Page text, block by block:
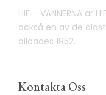
HIF – VÄNNERNA
också en av de
bildades 1952.
Kontakta Oss